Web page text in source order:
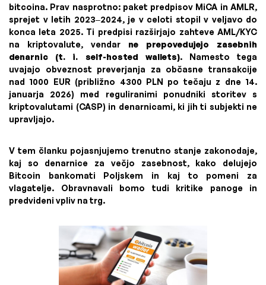
bitcoina. Prav nasprotno: paket predpisov MiCA in AMLR,
sprejet v letih 2023–2024, je v celoti stopil v veljavo do
konca leta 2025. Ti predpisi razširjajo zahteve AML/KYC
na kriptovalute, vendar ne prepovedujejo zasebnih
denarnic (t. i. self-hosted wallets). Namesto tega
uvajajo obveznost preverjanja za občasne transakcije
nad 1000 EUR (približno 4300 PLN po tečaju z dne 14.
januarja 2026) med reguliranimi ponudniki storitev s
kriptovalutami (CASP) in denarnicami, ki jih ti subjekti ne
upravljajo.
V tem članku pojasnjujemo trenutno stanje zakonodaje,
kaj so denarnice za večjo zasebnost, kako delujejo
Bitcoin bankomati Poljskem in kaj to pomeni za
vlagatelje. Obravnavali bomo tudi kritike panoge in
predvideni vpliv na trg.